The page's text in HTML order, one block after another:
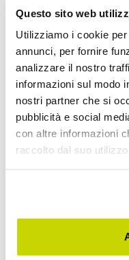
Questo sito web
Utilizziamo i cookie
annunci, per fornire
analizzare il nostro
informazioni sul modo
nostri partner che si
pubblicità e social
con altre informazioni
raccolto dal suo